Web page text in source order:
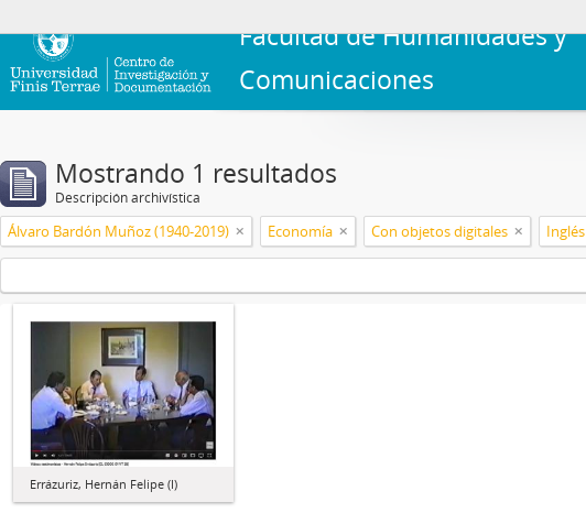
Facultad de Humanidades y
Comunicaciones
Mostrando 1 resultados
Descripción archivística
Álvaro Bardón Muñoz (1940-2019) Economía Con objetos digitales Inglés
Errázuriz, Hernán Felipe (I)